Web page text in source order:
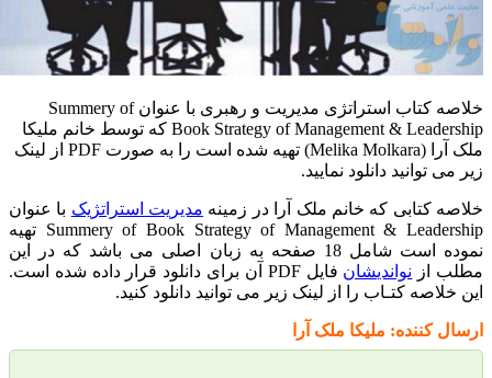
خلاصه کتاب استراتژی مدیریت و رهبری با عنوان Summery of
Book Strategy of Management & Leadership که توسط خانم ملیکا
ملک آرا (Melika Molkara) تهیه شده است را به صورت PDF از لینک
دانلود نمایید.
که خانم ملک آرا در زمینه مدیریت استراتژیکبا عنوان
Summery of Book Strategy of Management & Leadership تهیه
نموده است شامل 18 صفحه به زبان اصلی می باشد که در این
نواندیشان
فایل PDF آن برای دانلود قرار داده شده است.
کتـاب را از لینک زیر می توانید دانلود کنید.
ملیکا ملک آرا